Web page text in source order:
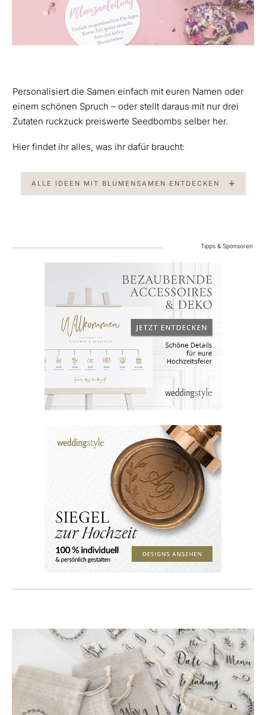
Personalisiert die Samen einfach mit euren Namen oder
einem schönen Spruch – oder stellt daraus mit nur drei
Zutaten ruckzuck preiswerte Seedbombs selber her.
Hier findet ihr alles, was ihr dafür braucht:
ALLE IDEEN MIT BLUMENSAMEN ENTDECKEN
Tipps & Sponsoren